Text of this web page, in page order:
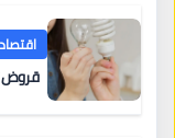
اقتصاد
قروض